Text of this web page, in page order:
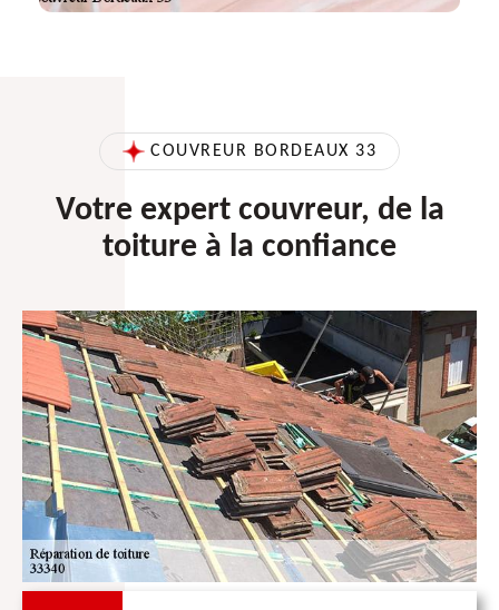
COUVREUR BORDEAUX 33
Votre expert couvreur, de la
toiture à la confiance